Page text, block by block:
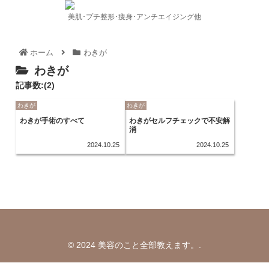
美肌･プチ整形･痩身･アンチエイジング他
ホーム わきが
わきが
記事数:(2)
わきが
わきが手術のすべて
2024.10.25
わきが
わきがセルフチェックで不安解
消
2024.10.25
© 2024 美容のこと全部教えます。.